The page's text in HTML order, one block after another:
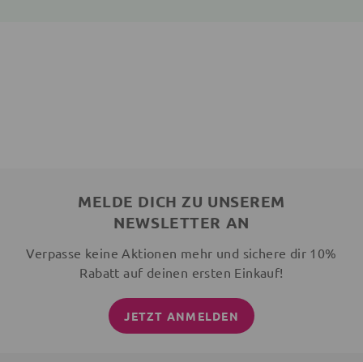
MELDE DICH ZU UNSEREM
NEWSLETTER AN
Verpasse keine Aktionen mehr und sichere dir 10%
Rabatt auf deinen ersten Einkauf!
JETZT ANMELDEN